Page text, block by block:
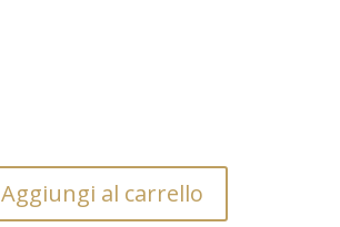
Aggiungi al carrello